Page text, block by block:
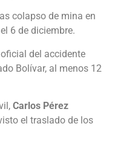
colapso de mina en
6 de diciembre.
del accidente
Bolívar, al menos 12
Carlos Pérez
el traslado de los